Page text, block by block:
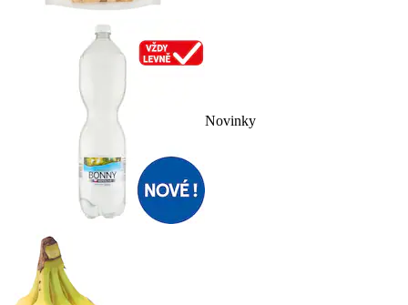
Novinky